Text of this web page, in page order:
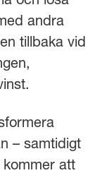
andra
tillbaka vid
– samtidigt
att